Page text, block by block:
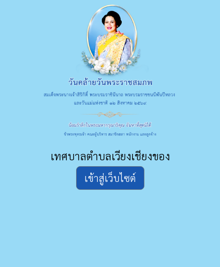
เทศบาลตำบลเวียงเชียงของ
เข้าสู่เว็บไซต์